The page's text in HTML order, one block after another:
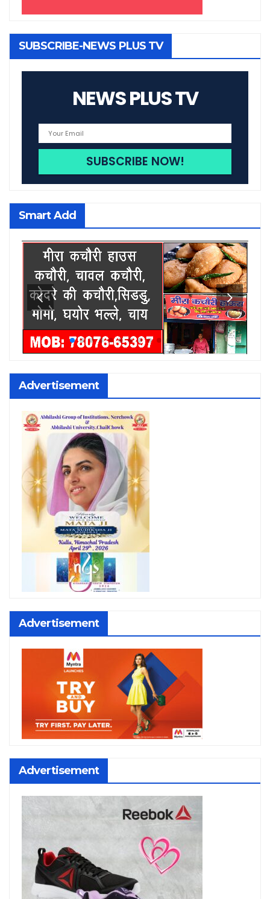
SUBSCRIBE-NEWS PLUS TV
NEWS PLUS TV
Smart Add
Advertisement
Advertisement
Advertisement